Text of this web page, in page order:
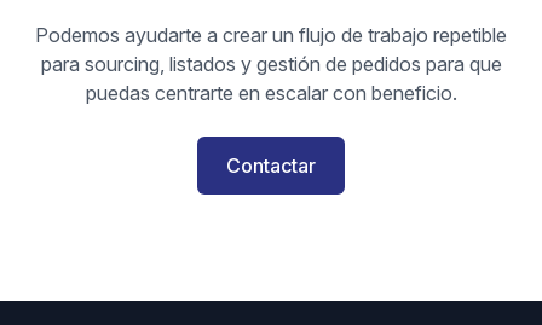
Podemos ayudarte a crear un flujo de trabajo repetible
para sourcing, listados y gestión de pedidos para que
puedas centrarte en escalar con beneficio.
Contactar